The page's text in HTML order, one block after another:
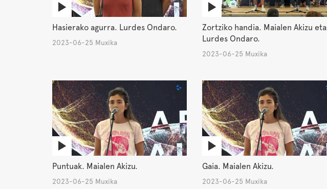
Hasierako agurra. Lurdes Ondaro.
2023-06-25 Muxika
Zortziko handia. Maialen Akizu eta
Lurdes Ondaro.
2023-06-25 Muxika
Puntuak. Maialen Akizu.
2023-06-25 Muxika
Gaia. Maialen Akizu.
2023-06-25 Muxika